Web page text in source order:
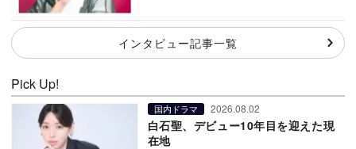
インタビュー記事一覧
Pick Up!
国内ドラマ 2026.08.02
白石聖、デビュー10年目を迎えた現
在地